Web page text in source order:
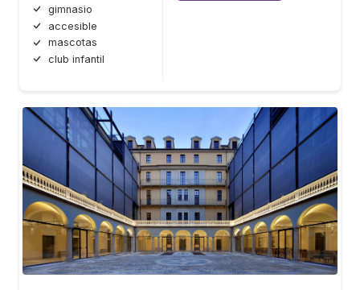
gimnasio
accesible
mascotas
club infantil